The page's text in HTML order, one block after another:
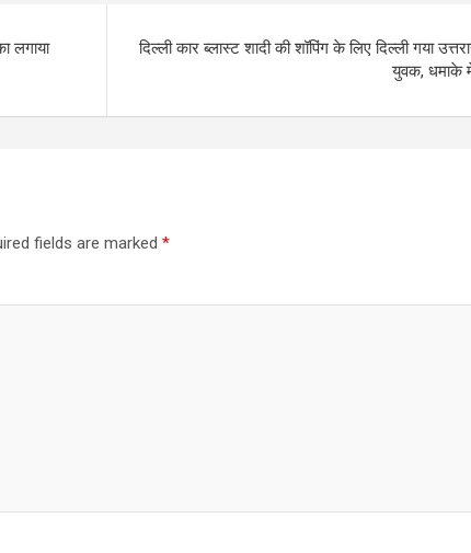
लगाया
दिल्ली कार ब्लास्ट ​शादी की शॉपिंग के लिए दिल्ली गया
युवक, धमाके
fields are marked *